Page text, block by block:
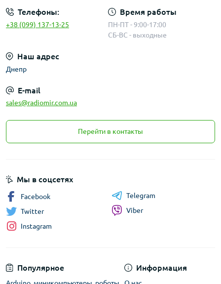
Телефоны:
+38 (099) 137-13-25
Время работы
ПН-ПТ - 9:00-17:00
СБ-ВС - выходные
Наш адрес
Днепр
E-mail
sales@radiomir.com.ua
Перейти в контакты
Популярное Информация
Мы в соцсетях
Facebook
Twitter
Instagram
Telegram
Viber